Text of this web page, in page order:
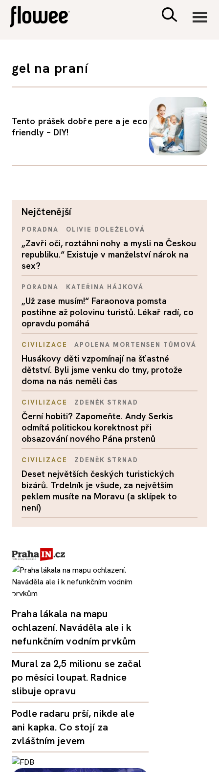
PORADNA
gel na praní
Tento prášek dobře pere a je eco
friendly – DIY!
nejčtenější
PORADNA OLIVIE DOLEŽELOVÁ
„Zavři oči, roztáhni nohy a mysli na Českou
republiku.“ Existuje v manželství nárok na
sex?
PORADNA KATEŘINA HÁJKOVÁ
„Už zase musím!“ Faraonova pomsta
postihne až polovinu turistů. Lékař radí, co
opravdu pomáhá
CIVILIZACE APOLENA MORTENSEN TŮMOVÁ
Husákovy děti vzpomínají na šťastné
dětství. Byli jsme venku do tmy, protože
doma na nás neměli čas
CIVILIZACE ZDENĚK STRNAD
Černí hobiti? Zapomeňte. Andy Serkis
odmítá politickou korektnost při
obsazování nového Pána prstenů
CIVILIZACE ZDENĚK STRNAD
Deset největších českých turistických
bizárů. Trdelník je všude, za největším
peklem musíte na Moravu (a sklípek to
není)
Praha lákala na mapu
ochlazení. Naváděla ale i k
nefunkčním vodním prvkům
Mural za 2,5 milionu se začal
po měsíci loupat. Radnice
slibuje opravu
Podle radaru prší, nikde ale
ani kapka. Co stojí za
zvláštním jevem